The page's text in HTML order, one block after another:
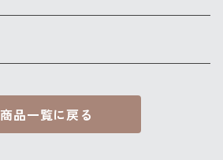
商品一覧に戻る